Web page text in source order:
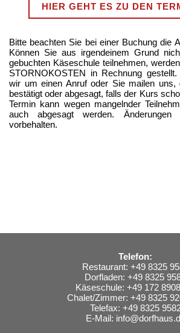
HIER GEHT ES ZU DEN
Bitte beachten Sie bei einer Buchung die
Können Sie aus irgendeinem Grund
gebuchten Käseschule teilnehmen,
STORNOKOSTEN in Rechnung
wir um einen Anruf oder Sie mailen uns,
bestätigt oder abgesagt, falls der Kurs
Termin kann wegen mangelnder
auch abgesagt werden.
vorbehalten.
Telefon:
Restaurant: +49 8325
Dorfladen: +49 8325
Käseschule: +49 172
Chalet/Zimmer: +49 8325
Telefax: +49 8325
E-Mail: